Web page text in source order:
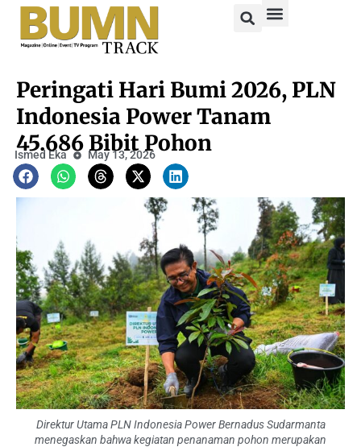
Peringati Hari Bumi 2026, PLN
Indonesia Power Tanam
45.686 Bibit Pohon
Ismed Eka May 13, 2026
Direktur Utama PLN Indonesia Power Bernadus Sudarmanta
menegaskan bahwa kegiatan penanaman pohon merupakan